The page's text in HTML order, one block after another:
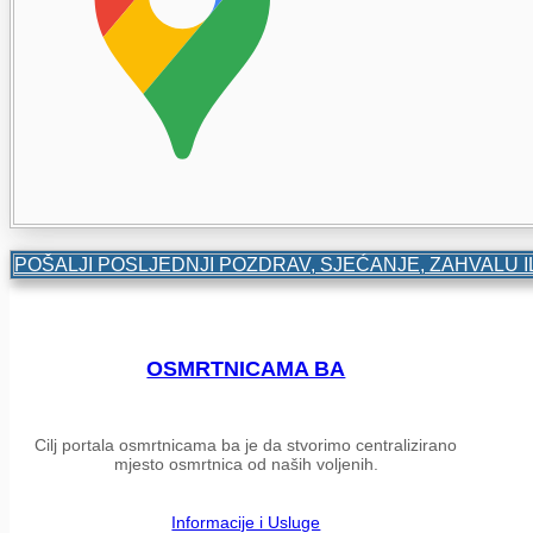
POŠALJI POSLJEDNJI POZDRAV, SJEĆANJE, ZAHVALU
OSMRTNICAMA BA
Cilj portala osmrtnicama ba je da stvorimo centralizirano
mjesto osmrtnica od naših voljenih.
Informacije i Usluge